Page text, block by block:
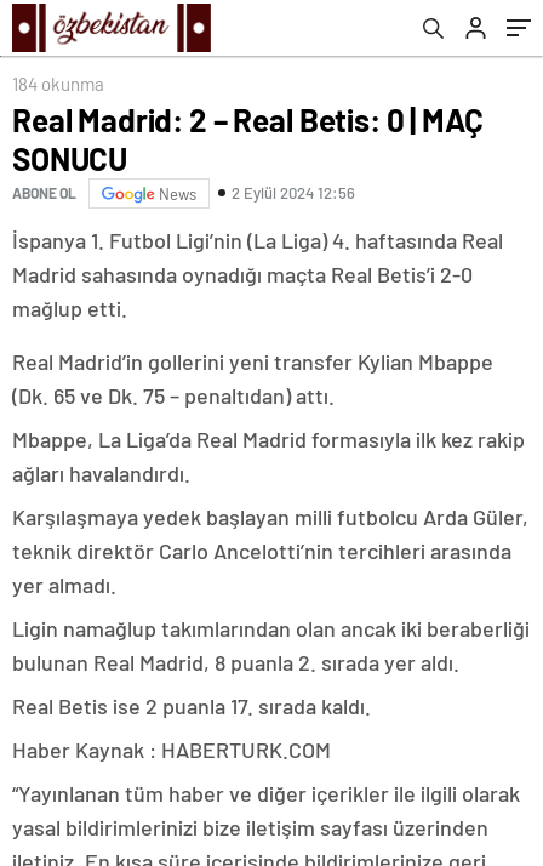
184 okunma
Real Madrid: 2 – Real Betis: 0 | MAÇ
SONUCU
ABONE OL News 2 Eylül 2024 12:56
İspanya 1. Futbol Ligi’nin (La Liga) 4. haftasında Real
Madrid sahasında oynadığı maçta Real Betis’i 2-0
mağlup etti.
Real Madrid’in gollerini yeni transfer Kylian Mbappe
(Dk. 65 ve Dk. 75 – penaltıdan) attı.
Mbappe, La Liga’da Real Madrid formasıyla ilk kez rakip
ağları havalandırdı.
Karşılaşmaya yedek başlayan milli futbolcu Arda Güler,
teknik direktör Carlo Ancelotti’nin tercihleri arasında
yer almadı.
Ligin namağlup takımlarından olan ancak iki beraberliği
bulunan Real Madrid, 8 puanla 2. sırada yer aldı.
Real Betis ise 2 puanla 17. sırada kaldı.
Haber Kaynak : HABERTURK.COM
“Yayınlanan tüm haber ve diğer içerikler ile ilgili olarak
yasal bildirimlerinizi bize iletişim sayfası üzerinden
iletiniz. En kısa süre içerisinde bildirimlerinize geri